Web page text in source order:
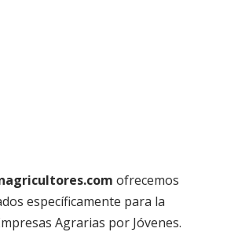
ofrecemos
específicamente para la
Agrarias por Jóvenes.